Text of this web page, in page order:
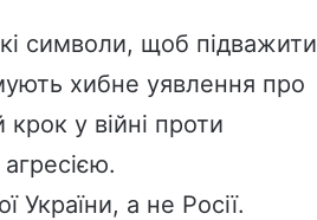
символи, щоб підважити
хибне уявлення про
у війні проти
України, а не Росії.